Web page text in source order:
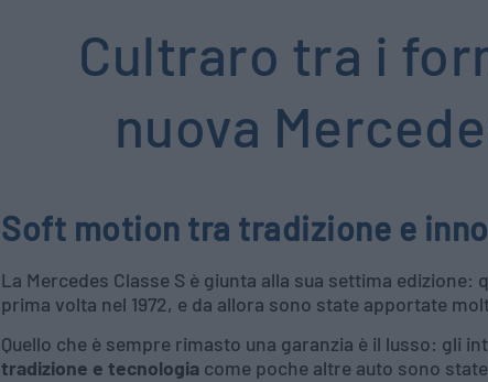
Cultraro tra i
nuova
Soft motion tra tradizione e
La Mercedes Classe S è giunta alla sua settima
prima volta nel 1972, e da allora sono state apportate
Quello che è sempre rimasto una garanzia è il lusso: gli
tradizione e tecnologia come poche altre auto sono